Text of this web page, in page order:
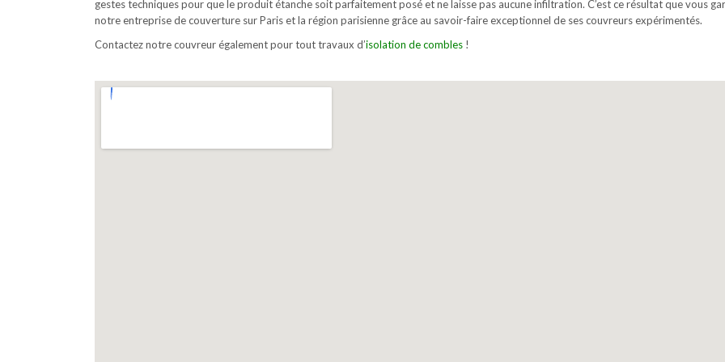
gestes techniques pour que le produit étanche soit parfaitement posé et ne laisse pas aucune infiltration. C’est ce résultat que vous
notre entreprise de couverture sur Paris et la région parisienne grâce au savoir-faire exceptionnel de ses couvreurs expérimentés.
Contactez notre couvreur également pour tout travaux d’isolation de combles !